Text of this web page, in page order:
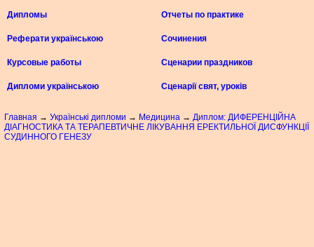
Дипломы Отчеты по практике
Реферати українською Сочинения
Курсовые работы Сценарии праздников
Дипломи українською Сценарії свят, уроків
Главная → Українські дипломи → Медицина → Диплом: ДИФЕРЕНЦІЙНА
ДІАГНОСТИКА ТА ТЕРАПЕВТИЧНЕ ЛІКУВАННЯ ЕРЕКТИЛЬНОЇ ДИСФУНКЦІЇ
СУДИННОГО ГЕНЕЗУ